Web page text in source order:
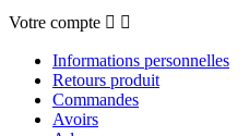
Votre compte  
Informations personnelles
Retours produit
Commandes
Avoirs